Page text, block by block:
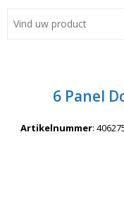
Contact
Wil je
6 Panel
Artikelnummer: